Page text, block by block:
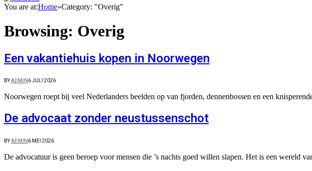
You are at:Home»Category: "Overig"
Browsing: Overig
Een vakantiehuis kopen in Noorwegen
BYADMIN 6 JULI 2026
Noorwegen roept bij veel Nederlanders beelden op van fjorden, dennenbossen en een
De advocaat zonder neustussenschot
BYADMIN 6 MEI 2026
De advocatuur is geen beroep voor mensen die ’s nachts goed willen slapen. Het is een wereld